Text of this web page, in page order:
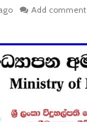
Add comment